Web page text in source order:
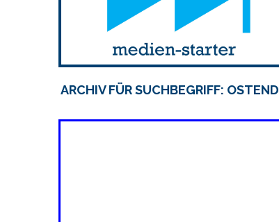
ARCHIV FÜR SUCHBEGRIFF: OSTEND